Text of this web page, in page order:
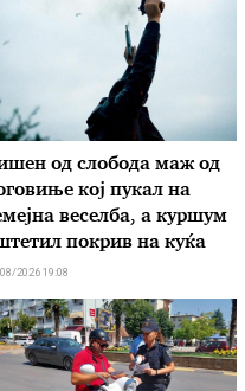
од слобода маж од
кој пукал на
веселба, а куршум
покрив на куќа
2026 19:08